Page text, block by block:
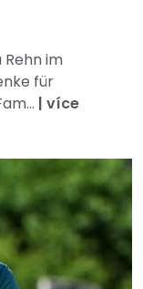
im
für
| více